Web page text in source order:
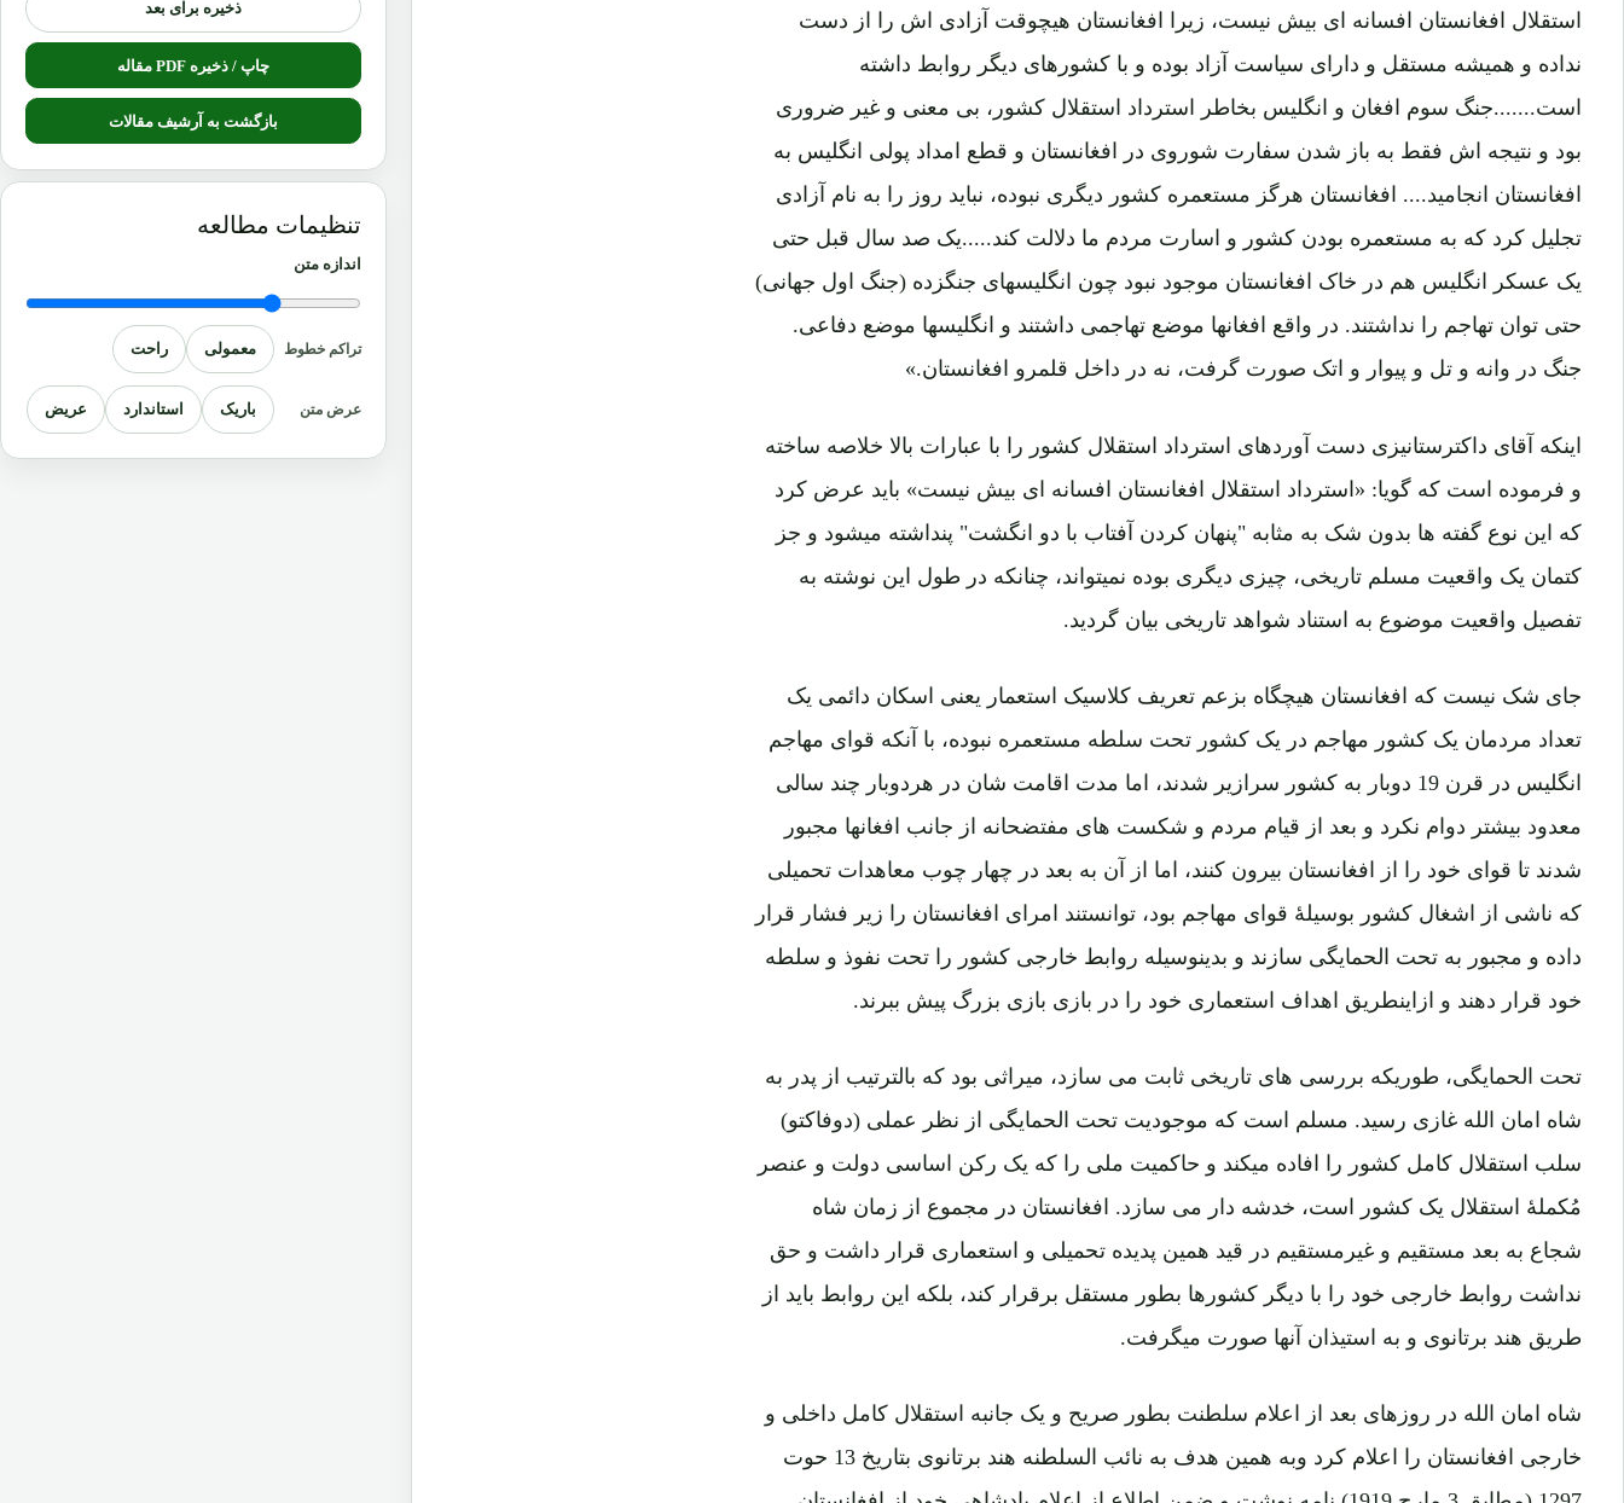
استقلال افغانستان افسانه ای بیش نیست، زیرا افغانستان هیچوقت آزادی اش را از دست
نداده و همیشه مستقل و دارای سیاست آزاد بوده و با کشورهای دیگر روابط داشته
است.......جنگ سوم افغان و انگلیس بخاطر استرداد استقلال کشور، بی معنی و غیر ضروری
بود و نتیجه اش فقط به باز شدن سفارت شوروی در افغانستان و قطع امداد پولی انگلیس به
افغانستان انجامید.... افغانستان هرگز مستعمره کشور دیگری نبوده، نباید روز را به نام آزادی
تجلیل کرد که به مستعمره بودن کشور و اسارت مردم ما دلالت کند.....یک صد سال قبل حتی
یک عسکر انگلیس هم در خاک افغانستان موجود نبود چون انگلیسهای جنگزده (جنگ اول جهانی)
حتی توان تهاجم را نداشتند. در واقع افغانها موضع تهاجمی داشتند و انگلیسها موضع دفاعی.
جنگ در وانه و تل و پیوار و اتک صورت گرفت، نه در داخل قلمرو افغانستان.»
اینکه آقای داکترستانیزی دست آوردهای استرداد استقلال کشور را با عبارات بالا خلاصه ساخته
و فرموده است که گویا: «استرداد استقلال افغانستان افسانه ای بیش نیست» باید عرض کرد
که این نوع گفته ها بدون شک به مثابه "پنهان کردن آفتاب با دو انگشت" پنداشته میشود و جز
کتمان یک واقعیت مسلم تاریخی، چیزی دیگری بوده نمیتواند، چنانکه در طول این نوشته به
تفصیل واقعیت موضوع به استناد شواهد تاریخی بیان گردید.
جای شک نیست که افغانستان هیچگاه بزعم تعریف کلاسیک استعمار یعنی اسکان دائمی یک
تعداد مردمان یک کشور مهاجم در یک کشور تحت سلطه مستعمره نبوده، با آنکه قوای مهاجم
انگلیس در قرن 19 دوبار به کشور سرازیر شدند، اما مدت اقامت شان در هردوبار چند سالی
معدود بیشتر دوام نکرد و بعد از قیام مردم و شکست های مفتضحانه از جانب افغانها مجبور
شدند تا قوای خود را از افغانستان بیرون کنند، اما از آن به بعد در چهار چوب معاهدات تحمیلی
که ناشی از اشغال کشور بوسیلۀ قوای مهاجم بود، توانستند امرای افغانستان را زیر فشار قرار
داده و مجبور به تحت الحمایگی سازند و بدینوسیله روابط خارجی کشور را تحت نفوذ و سلطه
خود قرار دهند و ازاینطریق اهداف استعماری خود را در بازی بازی بزرگ پیش ببرند.
تحت الحمایگی، طوریکه بررسی های تاریخی ثابت می سازد، میراثی بود که بالترتیب از پدر به
شاه امان الله غازی رسید. مسلم است که موجودیت تحت الحمایگی از نظر عملی (دوفاکتو)
سلب استقلال کامل کشور را افاده میکند و حاکمیت ملی را که یک رکن اساسی دولت و عنصر
مُکملۀ استقلال یک کشور است، خدشه دار می سازد. افغانستان در مجموع از زمان شاه
شجاع به بعد مستقیم و غیرمستقیم در قید همین پدیده تحمیلی و استعماری قرار داشت و حق
نداشت روابط خارجی خود را با دیگر کشورها بطور مستقل برقرار کند، بلکه این روابط باید از
طریق هند برتانوی و به استیذان آنها صورت میگرفت.
شاه امان الله در روزهای بعد از اعلام سلطنت بطور صریح و یک جانبه استقلال کامل داخلی و
خارجی افغانستان را اعلام کرد وبه همین هدف به نائب السلطنه هند برتانوی بتاریخ 13 حوت
ذخیره برای بعد
چاپ / ذخیره PDF مقاله
بازگشت به آرشیف مقالات
تنظیمات مطالعه
اندازه متن
تراکم خطوط معمولی راحت
عرض متن باریک استاندارد عریض